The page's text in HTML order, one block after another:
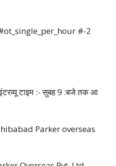
#-2
टाइम :- सुबह 9 :बजे तक आ
Parker overseas